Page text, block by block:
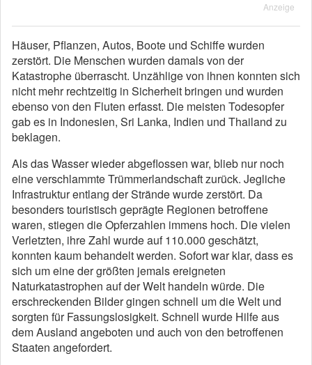
Anzeige
Häuser, Pflanzen, Autos, Boote und Schiffe wurden
zerstört. Die Menschen wurden damals von der
Katastrophe überrascht. Unzählige von ihnen konnten sich
nicht mehr rechtzeitig in Sicherheit bringen und wurden
ebenso von den Fluten erfasst. Die meisten Todesopfer
gab es in Indonesien, Sri Lanka, Indien und Thailand zu
beklagen.
Als das Wasser wieder abgeflossen war, blieb nur noch
eine verschlammte Trümmerlandschaft zurück. Jegliche
Infrastruktur entlang der Strände wurde zerstört. Da
besonders touristisch geprägte Regionen betroffene
waren, stiegen die Opferzahlen immens hoch. Die vielen
Verletzten, ihre Zahl wurde auf 110.000 geschätzt,
konnten kaum behandelt werden. Sofort war klar, dass es
sich um eine der größten jemals ereigneten
Naturkatastrophen auf der Welt handeln würde. Die
erschreckenden Bilder gingen schnell um die Welt und
sorgten für Fassungslosigkeit. Schnell wurde Hilfe aus
dem Ausland angeboten und auch von den betroffenen
Staaten angefordert.